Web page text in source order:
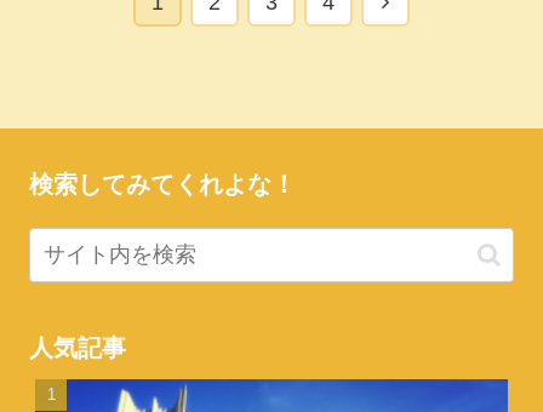
検索してみてくれよな！
人気記事